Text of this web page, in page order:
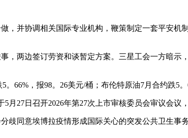
并协调相关国际专业机构，鞭策制定一套平安机
两边签订劳资和谈暂定方案。三星工会一方暗示
，报98。26美元/桶；布伦特原油7月合约跌5。
27日召开2026年第27次上市审核委员会审议会议
同意埃博拉疫情形成国际关心的突发公共卫生事